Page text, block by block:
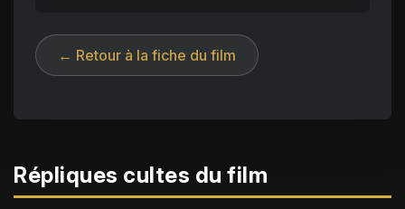
← Retour à la fiche du film
Répliques cultes du film